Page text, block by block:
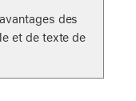
des
et de texte de